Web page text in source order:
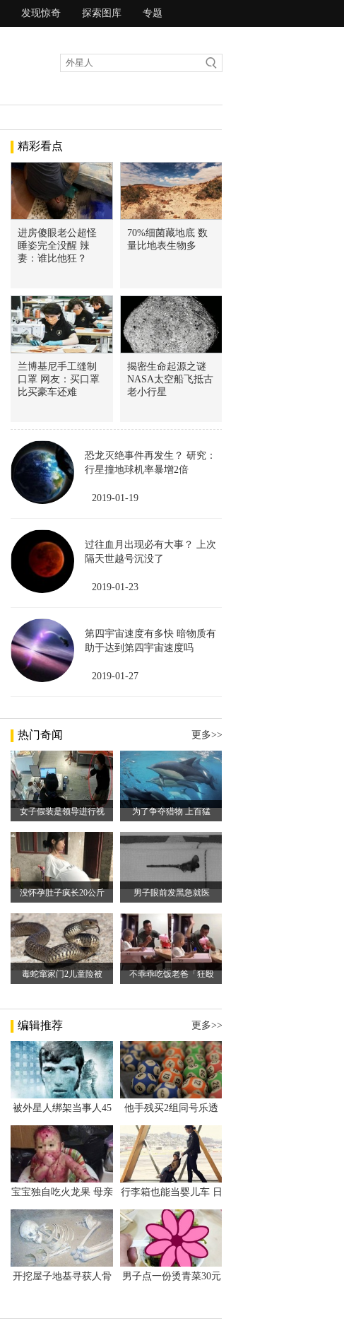
发现惊奇 探索图库 专题
精彩看点
进房傻眼老公超怪
睡姿完全没醒 辣
妻：谁比他狂？
70%细菌藏地底 数
量比地表生物多
兰博基尼手工缝制
口罩 网友：买口罩
比买豪车还难
揭密生命起源之谜
NASA太空船飞抵古
老小行星
恐龙灭绝事件再发生？ 研究：
行星撞地球机率暴增2倍
2019-01-19
过往血月出现必有大事？ 上次
隔天世越号沉没了
2019-01-23
第四宇宙速度有多快 暗物质有
助于达到第四宇宙速度吗
2019-01-27
热门奇闻 更多>>
女子假装是领导进行视 为了争夺猎物 上百猛
没怀孕肚子疯长20公斤 男子眼前发黑急就医
毒蛇窜家门2儿童险被 不乖乖吃饭老爸「狂殴
编辑推荐 更多>>
被外星人绑架当事人45
斯卡古拉事件
他手残买2组同号乐透
万
宝宝独自吃火龙果 母亲
行李箱也能当婴儿车 日
开挖屋子地基寻获人骨
男子点一份烫青菜30元